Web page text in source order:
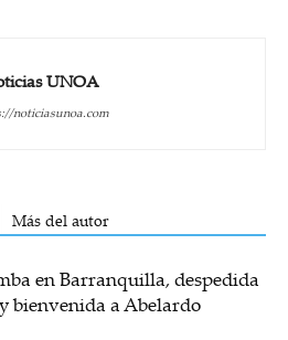
UNOA
noticiasunoa.com
Más del autor
en Barranquilla, despedida
bienvenida a Abelardo